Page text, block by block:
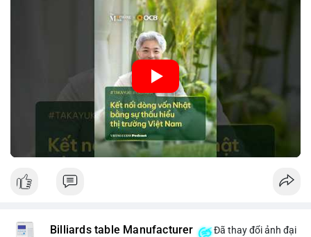
Kết nối này không chỉ tạo cơ hội tăng trưởng cho Việt Nam mà
còn tạo ra động lực cho thị trường crypto địa phương khi các
nhà đầu tư đa quốc gia tìm kiếm cơ hội đa dạng. Các yếu tố
như chính sách tài chính Việt Nam, xu hướng đầu tư ESG, và
ổn định thị trường sẽ ảnh hưởng trực tiếp đến lưu lượng vốn
nhập khẩu từ Nhật Bản. Bài cũng nhấn mạnh vai trò của thông
tin thị trường chính xác trong việc giảm rủi ro khi kết nối các
thị trường khác nhau.
🎥 Xem video trực tiếp tại:
Billiards table Manufacturer
Đã thay đổi ảnh đại